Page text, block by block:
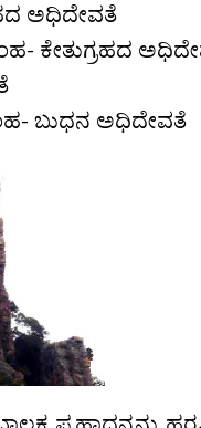
ಅಧಿದೇವತೆ
ಕೇತುಗ್ರಹದ
ಬುಧನ ಅಧಿದೇವತೆ